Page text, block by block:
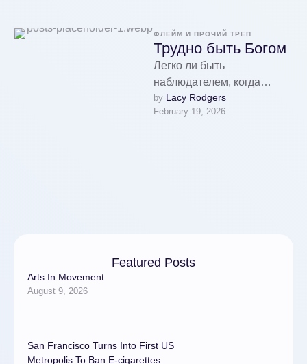
ФЛЕЙМ И ПРОЧИЙ ТРЕП
Трудно быть Богом
Легко ли быть
наблюдателем, когда
вокруг творится зло и
нельзя вмешаться,
by Lacy Rodgers
February 19, 2026
Featured Posts
Arts In Movement
August 9, 2026
San Francisco Turns Into First US
Metropolis To Ban E-cigarettes